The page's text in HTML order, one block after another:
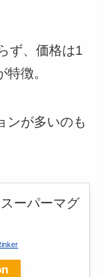
ず、価格は1
徴。
ンが多いのも
ーパーマグ